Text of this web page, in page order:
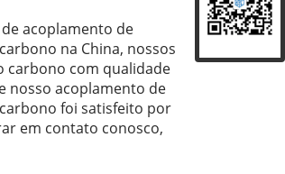
acoplamento de
na China, nossos
carbono com qualidade
nosso acoplamento de
foi satisfeito por
em contato conosco,